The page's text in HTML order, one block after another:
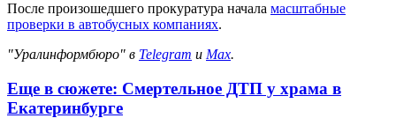
После произошедшего прокуратура начала масштабные
проверки в автобусных компаниях.
"Уралинформбюро" в Telegram и Max.
Еще в сюжете: Смертельное ДТП у храма в
Екатеринбурге